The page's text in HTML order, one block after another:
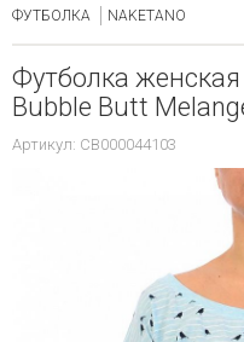
ФУТБОЛКА
NAKETANO
Футболка
Bubble Butt
Артикул: CB000044103